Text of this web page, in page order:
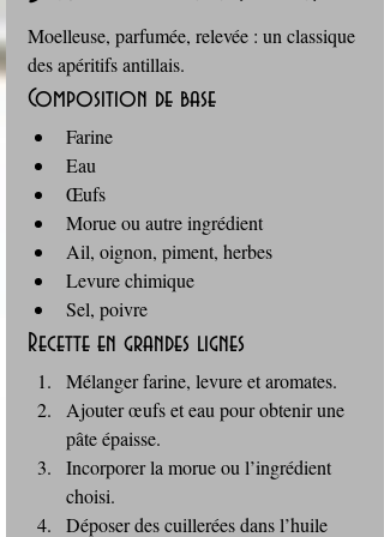
Moelleuse, parfumée, relevée : un classique
des apéritifs antillais.
Composition de base
Farine
Eau
Œufs
Morue ou autre ingrédient
Ail, oignon, piment, herbes
Levure chimique
Sel, poivre
Recette en grandes lignes
Mélanger farine, levure et aromates.
Ajouter œufs et eau pour obtenir une
pâte épaisse.
Incorporer la morue ou l’ingrédient
choisi.
Déposer des cuillerées dans l’huile